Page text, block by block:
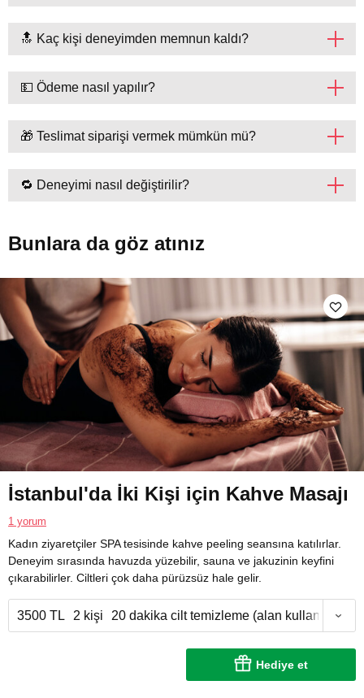
🔝 Kaç kişi deneyimden memnun kaldı?
💵 Ödeme nasıl yapılır?
🎁 Teslimat siparişi vermek mümkün mü?
🔁 Deneyimi nasıl değiştirilir?
Bunlara da göz atınız
İstanbul'da İki Kişi için Kahve Masajı
1 yorum
Kadın ziyaretçiler SPA tesisinde kahve peeling seansına katılırlar.
Deneyim sırasında havuzda yüzebilir, sauna ve jakuzinin keyfini
çıkarabilirler. Ciltleri çok daha pürüzsüz hale gelir.
3500 TL 2 kişi 20 dakika cilt temizleme (alan kullanımı 2,5
Hediye et